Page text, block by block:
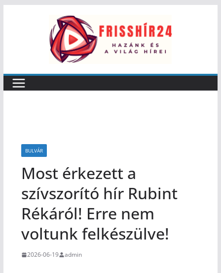
BULVÁR
Most érkezett a
szívszorító hír Rubint
Rékáról! Erre nem
voltunk felkészülve!
2026-06-19 admin